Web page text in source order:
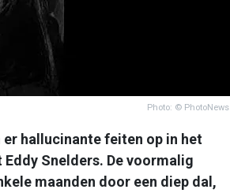
Photo: © PhotoNews
hallucinante feiten op in het
Snelders. De voormalig
maanden door een diep dal,